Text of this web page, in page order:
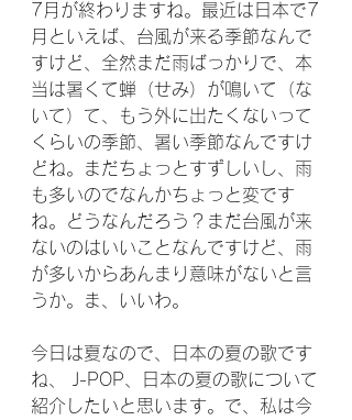
7月が終わりますね。最近は日本で7
月といえば、台風が来る季節なんで
すけど、全然まだ雨ばっかりで、本
当は暑くて蝉（せみ）が鳴いて（な
いて）て、もう外に出たくないって
くらいの季節、暑い季節なんですけ
どね。まだちょっとすずしいし、雨
も多いのでなんかちょっと変です
ね。どうなんだろう？まだ台風が来
ないのはいいことなんですけど、雨
が多いからあんまり意味がないと言
うか。ま、いいわ。
今日は夏なので、日本の夏の歌です
ね、 J-POP、日本の夏の歌について
紹介したいと思います。で、私は今